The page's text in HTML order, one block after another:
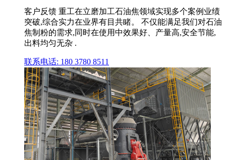
客户反馈 重工在立磨加工石油焦领域实现多个案例业绩
突破,综合实力在业界有目共睹。 不仅能满足我们对石油
焦制粉的需求,同时在使用中效果好、产量高,安全节能,
出料均匀无杂 .
联系电话: 180 3780 8511